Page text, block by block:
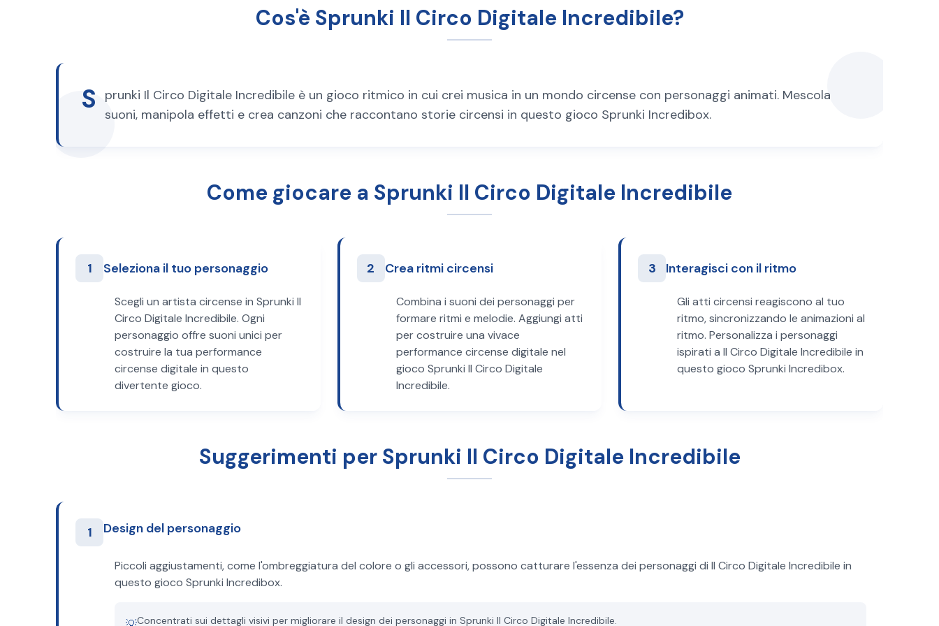
Cos'è Sprunki Il Circo Digitale Incredibile?
S
prunki Il Circo Digitale Incredibile è un gioco ritmico in cui crei musica in un mondo circense con personaggi animati. Mescola
suoni, manipola effetti e crea canzoni che raccontano storie circensi in questo gioco Sprunki Incredibox.
Come giocare a Sprunki Il Circo Digitale Incredibile
1 Seleziona il tuo personaggio
Scegli un artista circense in Sprunki Il
Circo Digitale Incredibile. Ogni
personaggio offre suoni unici per
costruire la tua performance
circense digitale in questo
divertente gioco.
2 Crea ritmi circensi
Combina i suoni dei personaggi per
formare ritmi e melodie. Aggiungi atti
per costruire una vivace
performance circense digitale nel
gioco Sprunki Il Circo Digitale
Incredibile.
3 Interagisci con il ritmo
Gli atti circensi reagiscono al tuo
ritmo, sincronizzando le animazioni al
ritmo. Personalizza i personaggi
ispirati a Il Circo Digitale Incredibile in
questo gioco Sprunki Incredibox.
Suggerimenti per Sprunki Il Circo Digitale Incredibile
1 Design del personaggio
Piccoli aggiustamenti, come l'ombreggiatura del colore o gli accessori, possono catturare l'essenza dei personaggi di Il Circo Digitale Incredibile in
questo gioco Sprunki Incredibox.
Concentrati sui dettagli visivi per migliorare il design dei personaggi in Sprunki Il Circo Digitale Incredibile.